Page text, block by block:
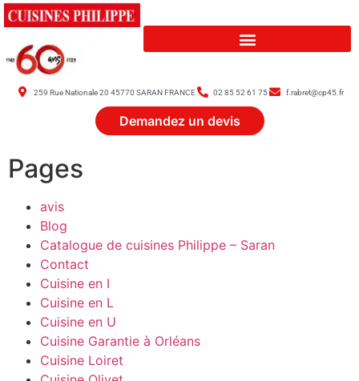
259 Rue Nationale 20 45770 SARAN FRANCE 02 85 52 61 75 f.rabret@cp45.fr
Demandez un devis
Pages
avis
Blog
Catalogue de cuisines Philippe – Saran
Contact
Cuisine en I
Cuisine en L
Cuisine en U
Cuisine Garantie à Orléans
Cuisine Loiret